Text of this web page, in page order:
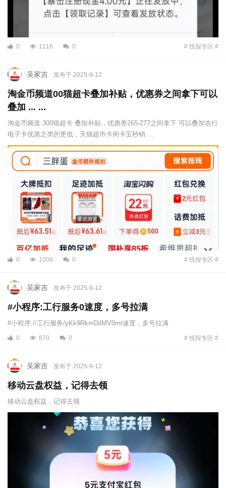
0 1116 0 # 线报专区 #
吴家吉 发布于 2025-9-12
淘金币频道00猫超卡叠加补贴，优惠券之间拿下可以
叠加 ... ...
淘金币频道 300猫超卡 叠加补贴，优惠券265-277之间拿下 可以叠加农行
电子卡优惠之类的更低，天猫超市卡闲卡宝秒销 ...
0 1000 0 # 线报专区 #
吴家吉 发布于 2025-9-12
#小程序:工行服务0速度，多号拉满
#小程序://工行服务/yKk9RkmDilMV0mr速度，多号拉满
0 870 0 # 线报专区 #
吴家吉 发布于 2025-9-12
移动云盘权益，记得去领
移动云盘权益，记得去领